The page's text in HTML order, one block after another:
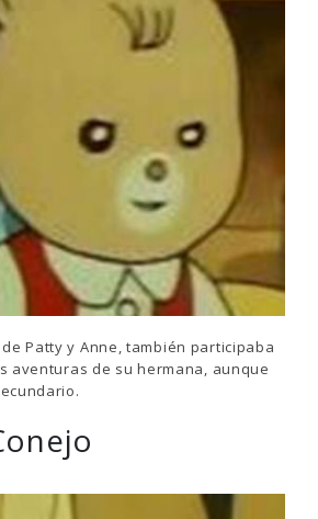
Patty y Anne, también participaba
aventuras de su hermana, aunque